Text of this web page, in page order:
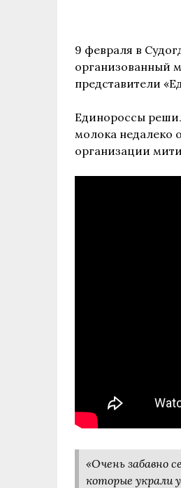
9 февраля в
организованный
представители
Единороссы
молока недалеко
организации
«Очень забавно
которые украли